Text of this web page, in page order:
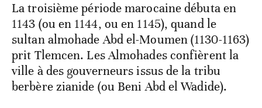
La troisième période marocaine débuta en
1143 (ou en 1144, ou en 1145), quand le
sultan almohade Abd el-Moumen (1130-1163)
prit Tlemcen. Les Almohades confièrent la
ville à des gouverneurs issus de la tribu
berbère zianide (ou Beni Abd el Wadide).